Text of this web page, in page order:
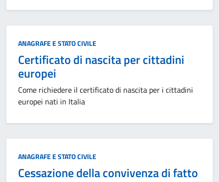
Categoria:
ANAGRAFE E STATO CIVILE
Certificato di nascita per cittadini
europei
Come richiedere il certificato di nascita per i cittadini
europei nati in Italia
Categoria:
ANAGRAFE E STATO CIVILE
Cessazione della convivenza di fatto